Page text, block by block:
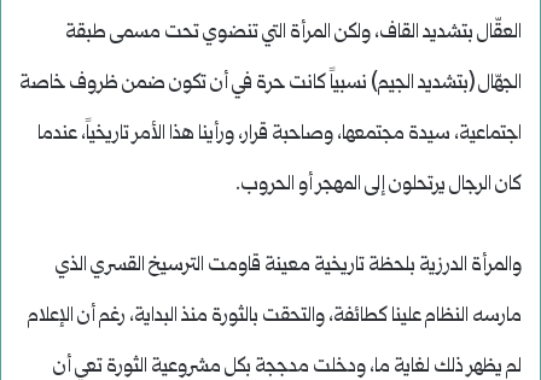
العقّال بتشديد القاف، ولكن المرأة التي تنضوي تحت مسمى طبقة
الجهّال (بتشديد الجيم) نسبياً كانت حرة في أن تكون ضمن ظروف خاصة
اجتماعية، سيدة مجتمعها، وصاحبة قرار، ورأينا هذا الأمر تاريخياً، عندما
كان الرجال يرتحلون إلى المهجر أو الحروب.
والمرأة الدرزية بلحظة تاريخية معينة قاومت الترسيخ القسري الذي
مارسه النظام علينا كطائفة، والتحقت بالثورة منذ البداية، رغم أن الإعلام
لم يظهر ذلك لغاية ما، ودخلت مدججة بكل مشروعية الثورة تعي أن